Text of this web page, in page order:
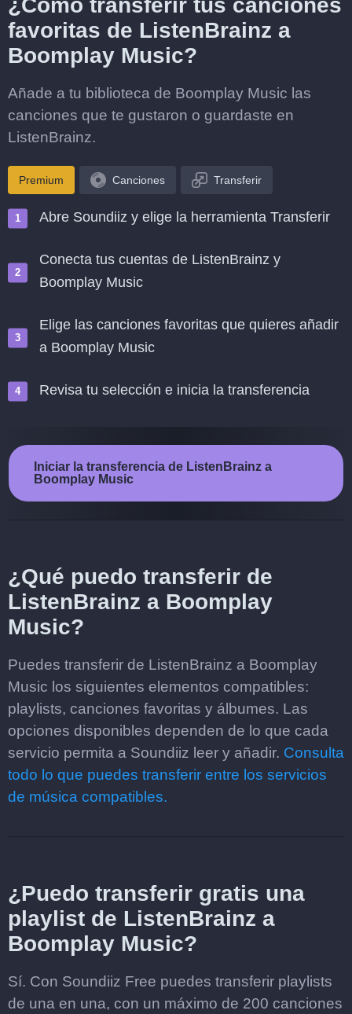
¿Cómo transferir tus canciones
favoritas de ListenBrainz a
Boomplay Music?
Añade a tu biblioteca de Boomplay Music las
canciones que te gustaron o guardaste en
ListenBrainz.
Premium Canciones Transferir
Abre Soundiiz y elige la herramienta Transferir
Conecta tus cuentas de ListenBrainz y
Boomplay Music
Elige las canciones favoritas que quieres añadir
a Boomplay Music
Revisa tu selección e inicia la transferencia
Iniciar la transferencia de ListenBrainz a
Boomplay Music
¿Qué puedo transferir de
ListenBrainz a Boomplay
Music?
Puedes transferir de ListenBrainz a Boomplay
Music los siguientes elementos compatibles:
playlists, canciones favoritas y álbumes. Las
opciones disponibles dependen de lo que cada
servicio permita a Soundiiz leer y añadir. Consulta
todo lo que puedes transferir entre los servicios
de música compatibles.
¿Puedo transferir gratis una
playlist de ListenBrainz a
Boomplay Music?
Sí. Con Soundiiz Free puedes transferir playlists
de una en una, con un máximo de 200 canciones